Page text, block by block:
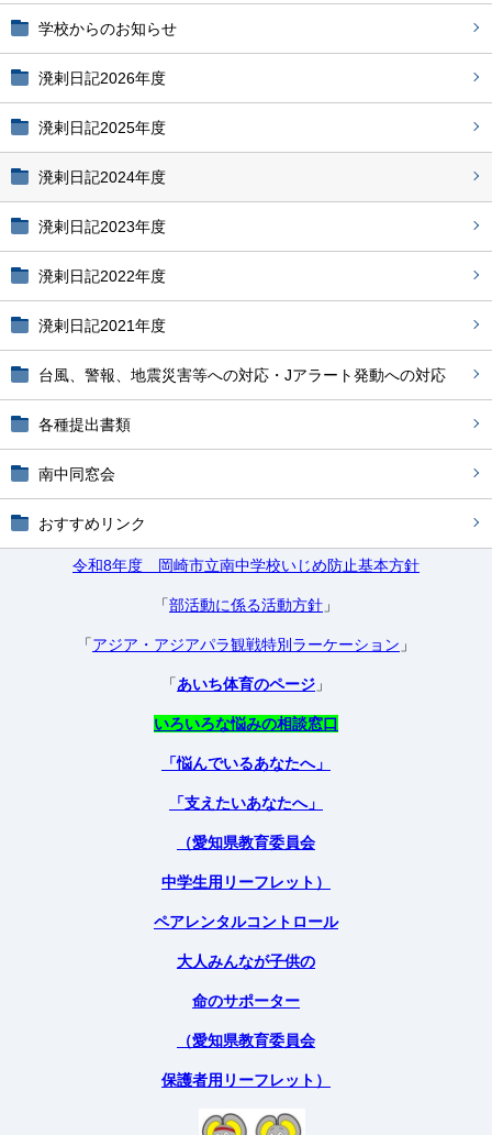
学校からのお知らせ
溌剌日記2026年度
溌剌日記2025年度
溌剌日記2024年度
溌剌日記2023年度
溌剌日記2022年度
溌剌日記2021年度
台風、警報、地震災害等への対応・Jアラート発動への対応
各種提出書類
南中同窓会
おすすめリンク
令和8年度 岡崎市立南中学校いじめ防止基本方針
「部活動に係る活動方針 」
「アジア・アジアパラ観戦特別ラーケーション 」
「あいち体育のページ 」
いろいろな悩みの相談窓口
「悩んでいるあなたへ」
「支えたいあなたへ」
（愛知県教育委員会
中学生用リーフレット）
ペアレンタルコントロール
大人みんなが子供の
命のサポーター
（愛知県教育委員会
保護者用リーフレット）